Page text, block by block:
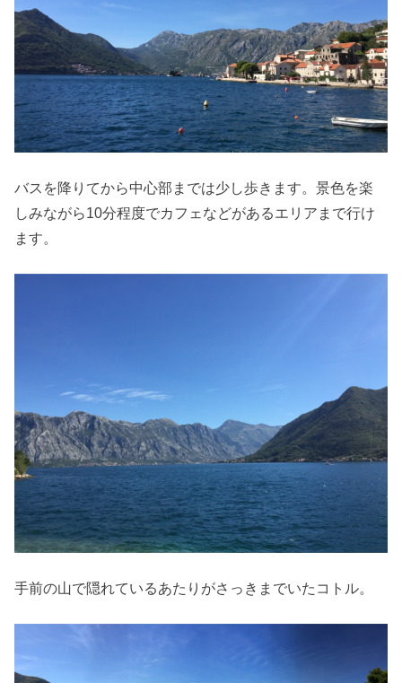
バスを降りてから中心部までは少し歩きます。景色を楽
しみながら10分程度でカフェなどがあるエリアまで行け
ます。
手前の山で隠れているあたりがさっきまでいたコトル。